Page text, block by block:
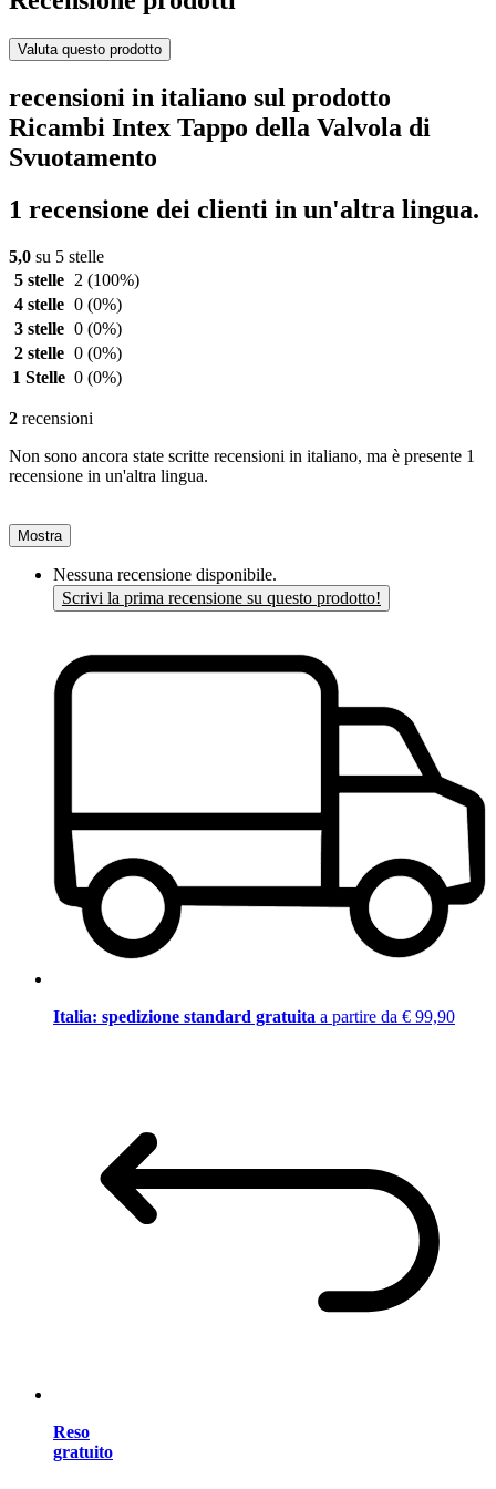
Valuta questo prodotto
recensioni in italiano sul prodotto
Ricambi Intex Tappo della Valvola di
Svuotamento
1 recensione dei clienti in un'altra lingua.
5,0 su 5 stelle
5 stelle
2 (100%)
4 stelle 0 (0%)
3 stelle 0 (0%)
2 stelle 0 (0%)
1 Stelle 0 (0%)
2 recensioni
Non sono ancora state scritte recensioni in italiano, ma è presente 1
recensione in un'altra lingua.
Mostra
Nessuna recensione disponibile.
Scrivi la prima recensione su questo prodotto!
Italia: spedizione standard gratuita a partire da € 99,90
Reso
gratuito